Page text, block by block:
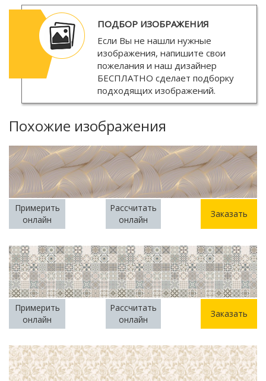
ПОДБОР ИЗОБРАЖЕНИЯ
Если Вы не нашли нужные
изображения, напишите свои
пожелания и наш дизайнер
БЕСПЛАТНО сделает подборку
подходящих изображений.
Похожие изображения
Примерить
онлайн
Рассчитать
онлайн
Заказать
Примерить
онлайн
Рассчитать
онлайн
Заказать